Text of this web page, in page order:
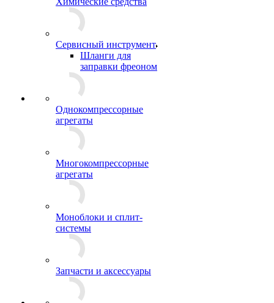
Сервисный инструмент
Шланги для
заправки фреоном
Однокомпрессорные
агрегаты
Многокомпрессорные
агрегаты
Моноблоки и сплит-
системы
Запчасти и аксессуары